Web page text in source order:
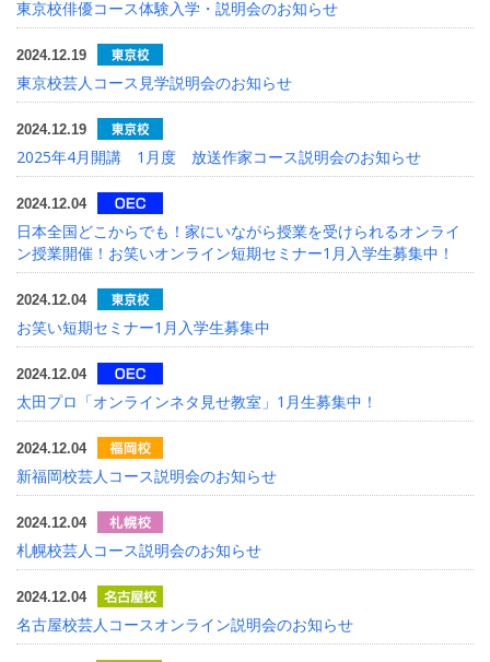
INFORMATION
東京校俳優コース体験入学・説明会のお知らせ
2024.12.19
東京校芸人コース見学説明会のお知らせ
2024.12.19
2025年4月開講 1月度 放送作家コース説明会のお知らせ
2024.12.04
日本全国どこからでも！家にいながら授業を受けられるオンライ
ン授業開催！お笑いオンライン短期セミナー1月入学生募集中！
2024.12.04
お笑い短期セミナー1月入学生募集中
2024.12.04
太田プロ「オンラインネタ見せ教室」1月生募集中！
2024.12.04
新福岡校芸人コース説明会のお知らせ
2024.12.04
札幌校芸人コース説明会のお知らせ
2024.12.04
名古屋校芸人コースオンライン説明会のお知らせ